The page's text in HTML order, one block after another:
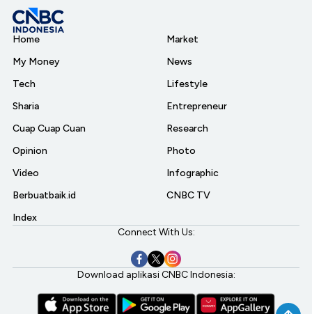
Home
My Money
Tech
Sharia
Cuap Cuap Cuan
Opinion
Video
Berbuatbaik.id
Index
Market
News
Lifestyle
Entrepreneur
Research
Photo
Infographic
CNBC TV
Connect With Us:
Download aplikasi CNBC Indonesia: